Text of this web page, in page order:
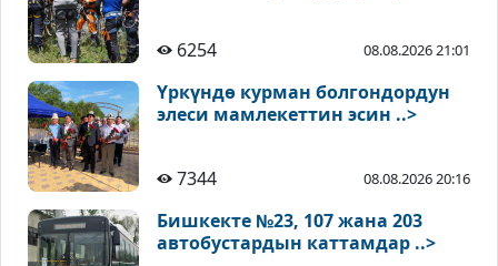
6254 08.08.2026 21:01
Үркүндө курман болгондордун
элеси мамлекеттин эсин ..>
7344 08.08.2026 20:16
Бишкекте №23, 107 жана 203
автобустардын каттамдар ..>